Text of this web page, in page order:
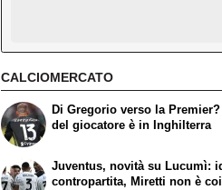
CALCIOMERCATO
Di Gregorio verso la Premier?
del giocatore è in Inghilterra
Juventus, novità su Lucumì:
contropartita, Miretti non è